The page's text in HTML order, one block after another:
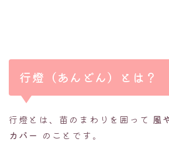
行燈（あんどん）とは？
行燈とは、苗のまわりを囲って 風
カバー のことです。